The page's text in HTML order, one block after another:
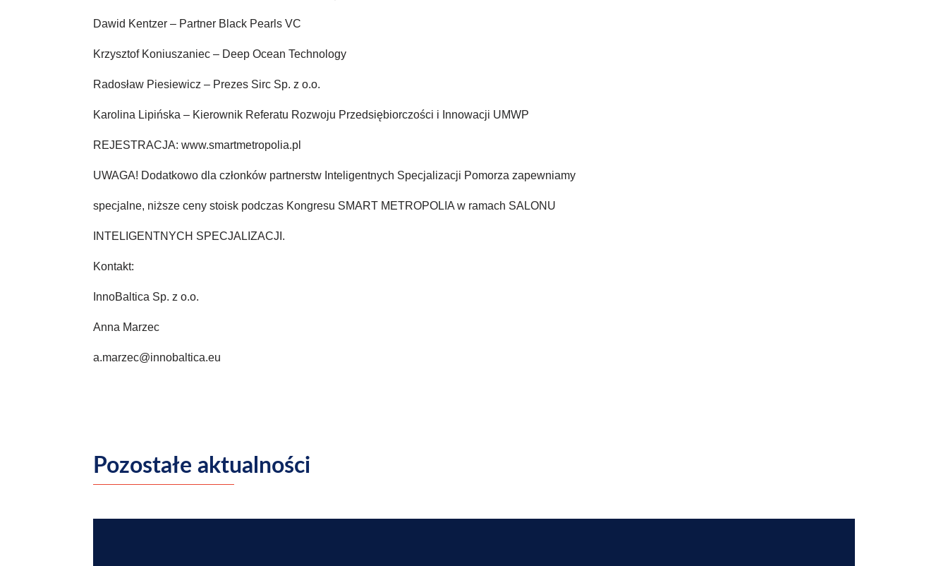
Dawid Kentzer – Partner Black Pearls VC
Krzysztof Koniuszaniec – Deep Ocean Technology
Radosław Piesiewicz – Prezes Sirc Sp. z o.o.
Karolina Lipińska – Kierownik Referatu Rozwoju Przedsiębiorczości i Innowacji UMWP
REJESTRACJA: www.smartmetropolia.pl
UWAGA! Dodatkowo dla członków partnerstw Inteligentnych Specjalizacji Pomorza zapewniamy
specjalne, niższe ceny stoisk podczas Kongresu SMART METROPOLIA w ramach SALONU
INTELIGENTNYCH SPECJALIZACJI.
Kontakt:
InnoBaltica Sp. z o.o.
Anna Marzec
a.marzec@innobaltica.eu
Pozostałe aktualności